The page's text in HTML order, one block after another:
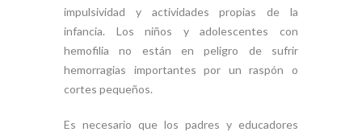
impulsividad y actividades propias de la
infancia. Los niños y adolescentes con
hemofilia no están en peligro de sufrir
hemorragias importantes por un raspón o
cortes pequeños.
Es necesario que los padres y educadores